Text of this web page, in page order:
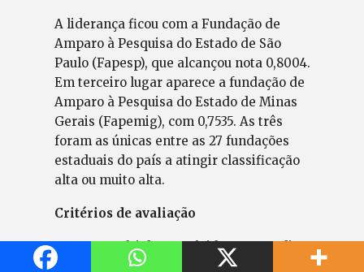
A liderança ficou com a Fundação de
Amparo à Pesquisa do Estado de São
Paulo (Fapesp), que alcançou nota 0,8004.
Em terceiro lugar aparece a fundação de
Amparo à Pesquisa do Estado de Minas
Gerais (Fapemig), com 0,7535. As três
foram as únicas entre as 27 fundações
estaduais do país a atingir classificação
alta ou muito alta.
Critérios de avaliação
O IGovFAP foi desenvolvido para medir a
qualidade da governança das fundações